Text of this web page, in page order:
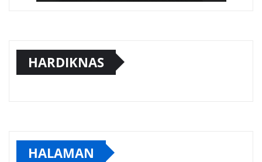
HARDIKNAS
HALAMAN